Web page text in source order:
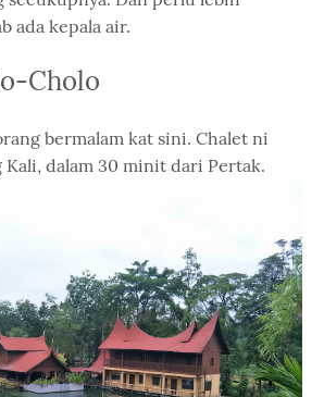
ada kepala air.
Cholo
bermalam kat sini. Chalet ni
dalam 30 minit dari Pertak.